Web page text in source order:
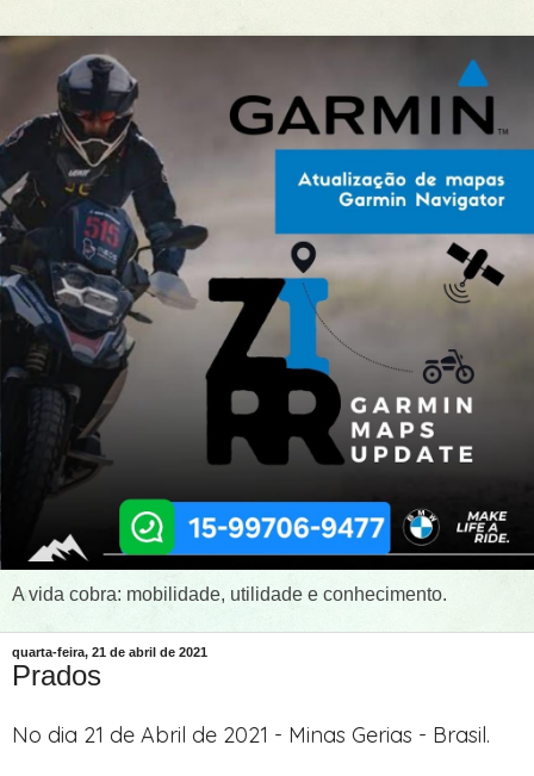
A vida cobra: mobilidade, utilidade e conhecimento.
quarta-feira, 21 de abril de 2021
Prados
No dia 21 de Abril de 2021 - Minas Gerias - Brasil.